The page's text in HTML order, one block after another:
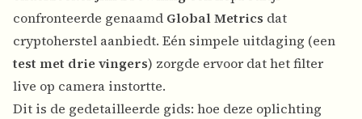
confronteerde genaamd Global Metrics dat
cryptoherstel aanbiedt. Eén simpele uitdaging (een
test met drie vingers) zorgde ervoor dat het filter
live op camera instortte.
Dit is de gedetailleerde gids: hoe deze oplichting